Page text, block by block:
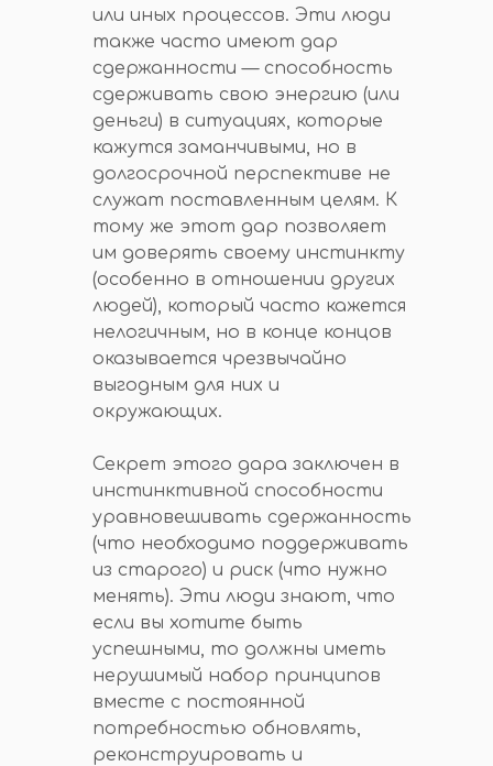
или иных процессов. Эти люди
также часто имеют дар
сдержанности — способность
сдерживать свою энергию (или
деньги) в ситуациях, которые
кажутся заманчивыми, но в
долгосрочной перспективе не
служат поставленным целям. К
тому же этот дар позволяет
им доверять своему инстинкту
(особенно в отношении других
людей), который часто кажется
нелогичным, но в конце концов
оказывается чрезвычайно
выгодным для них и
окружающих.
Секрет этого дара заключен в
инстинктивной способности
уравновешивать сдержанность
(что необходимо поддерживать
из старого) и риск (что нужно
менять). Эти люди знают, что
если вы хотите быть
успешными, то должны иметь
нерушимый набор принципов
вместе с постоянной
потребностью обновлять,
реконструировать и